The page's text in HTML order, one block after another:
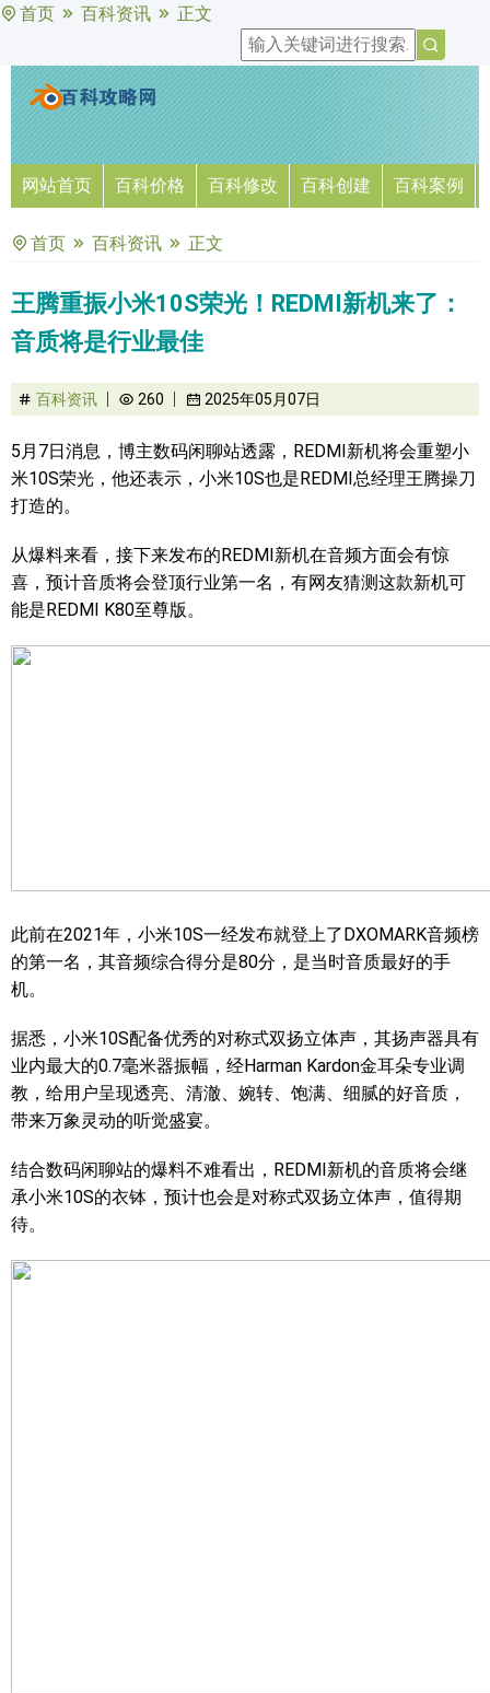
首页 百科资讯 正文
网站首页 百科价格 百科修改 百科创建 百科案例
首页 百科资讯 正文
王腾重振小米10S荣光！REDMI新机来了：
音质将是行业最佳
百科资讯 260 2025年05月07日
5月7日消息，博主数码闲聊站透露，REDMI新机将会重塑小
米10S荣光，他还表示，小米10S也是REDMI总经理王腾操刀
打造的。
从爆料来看，接下来发布的REDMI新机在音频方面会有惊
喜，预计音质将会登顶行业第一名，有网友猜测这款新机可
能是REDMI K80至尊版。
此前在2021年，小米10S一经发布就登上了DXOMARK音频榜
的第一名，其音频综合得分是80分，是当时音质最好的手
机。
据悉，小米10S配备优秀的对称式双扬立体声，其扬声器具有
业内最大的0.7毫米器振幅，经Harman Kardon金耳朵专业调
教，给用户呈现透亮、清澈、婉转、饱满、细腻的好音质，
带来万象灵动的听觉盛宴。
结合数码闲聊站的爆料不难看出，REDMI新机的音质将会继
承小米10S的衣钵，预计也会是对称式双扬立体声，值得期
待。